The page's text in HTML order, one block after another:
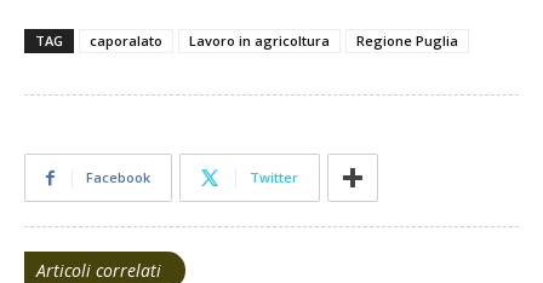
TAG caporalato Lavoro in agricoltura Regione Puglia
Facebook Twitter
Articoli correlati